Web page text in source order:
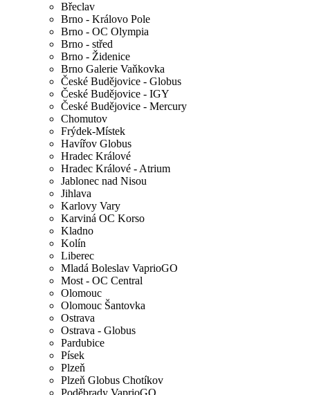
Břeclav
Brno - Královo Pole
Brno - OC Olympia
Brno - střed
Brno - Židenice
Brno Galerie Vaňkovka
České Budějovice - Globus
České Budějovice - IGY
České Budějovice - Mercury
Chomutov
Frýdek-Místek
Havířov Globus
Hradec Králové
Hradec Králové - Atrium
Jablonec nad Nisou
Jihlava
Karlovy Vary
Karviná OC Korso
Kladno
Kolín
Liberec
Mladá Boleslav VaprioGO
Most - OC Central
Olomouc
Olomouc Šantovka
Ostrava
Ostrava - Globus
Pardubice
Písek
Plzeň
Plzeň Globus Chotíkov
Poděbrady VaprioGO